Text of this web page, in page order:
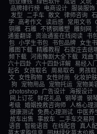
品牌排行榜
电商设计 服装服饰
发型
二手车 散文 律师咨询
学 高考作文 读后感 常用文书
铜雕 石雕 不锈钢雕塑 雕刻网
通鉴翻译
资治通鉴在线阅读 书
包 小学生书包 书包品牌 女生
雕图下载 精雕教程 石家庄去痣
频下载
河南豫剧大全下载 戏曲
六十四卦
六十四卦详解 易经入门
起名
女孩取名 周易取名 男孩取
文 女性购物 女性时尚 化妆护肤
狗
宠物用品 宠物托运 宠物美
photoshop
广告设计 海报设计
网上订花 鲜花礼品 钢琴谱 钢
考级
婚姻挽救咨询师 人格心理
健康测试
免费心理测试 中医养
故车出售
事故车 二手车交易网
语音
智能语音 在线配音 真人